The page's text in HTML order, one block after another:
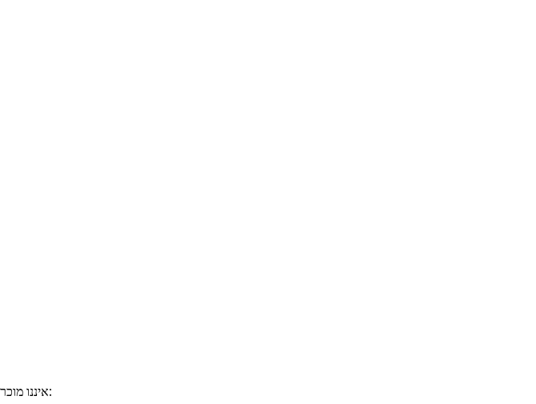
איננו מוכרים, סוחרים או מעבירים את המידע האישי שלך לגורמים חיצוניים, למעט במקרים הבאים: